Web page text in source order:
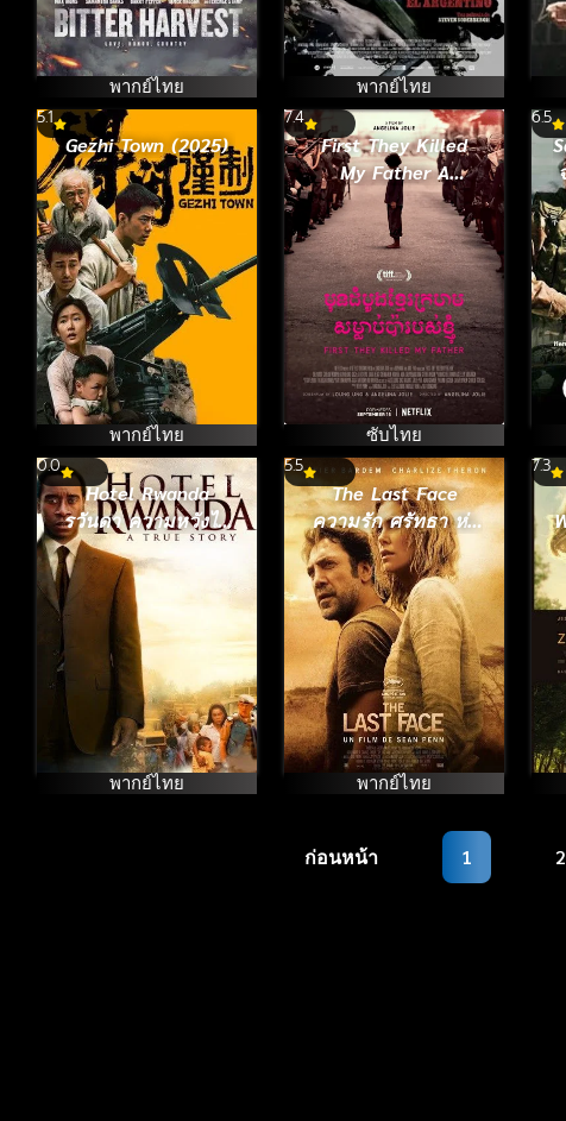
พากย์ไทย พากย์ไทย
5.1
Gezhi Town (2025)
พากย์ไทย
7.4
First They Killed
My Father A
Daughter of
Cambodia
Remembers เมื่อพ่อ
ของฉันถูกฆ่า [ซับ
ไทย] (2017)
ซับไทย
6.5
0.0
Hotel Rwanda
รวันดา ความหวังไม่
สิ้นสูญ (2004)
พากย์ไทย
5.5
The Last Face
ความรัก ศรัทธา ห่า
กระสุน (2016)
พากย์ไทย
7.3
ก่อนหน้า 1 2